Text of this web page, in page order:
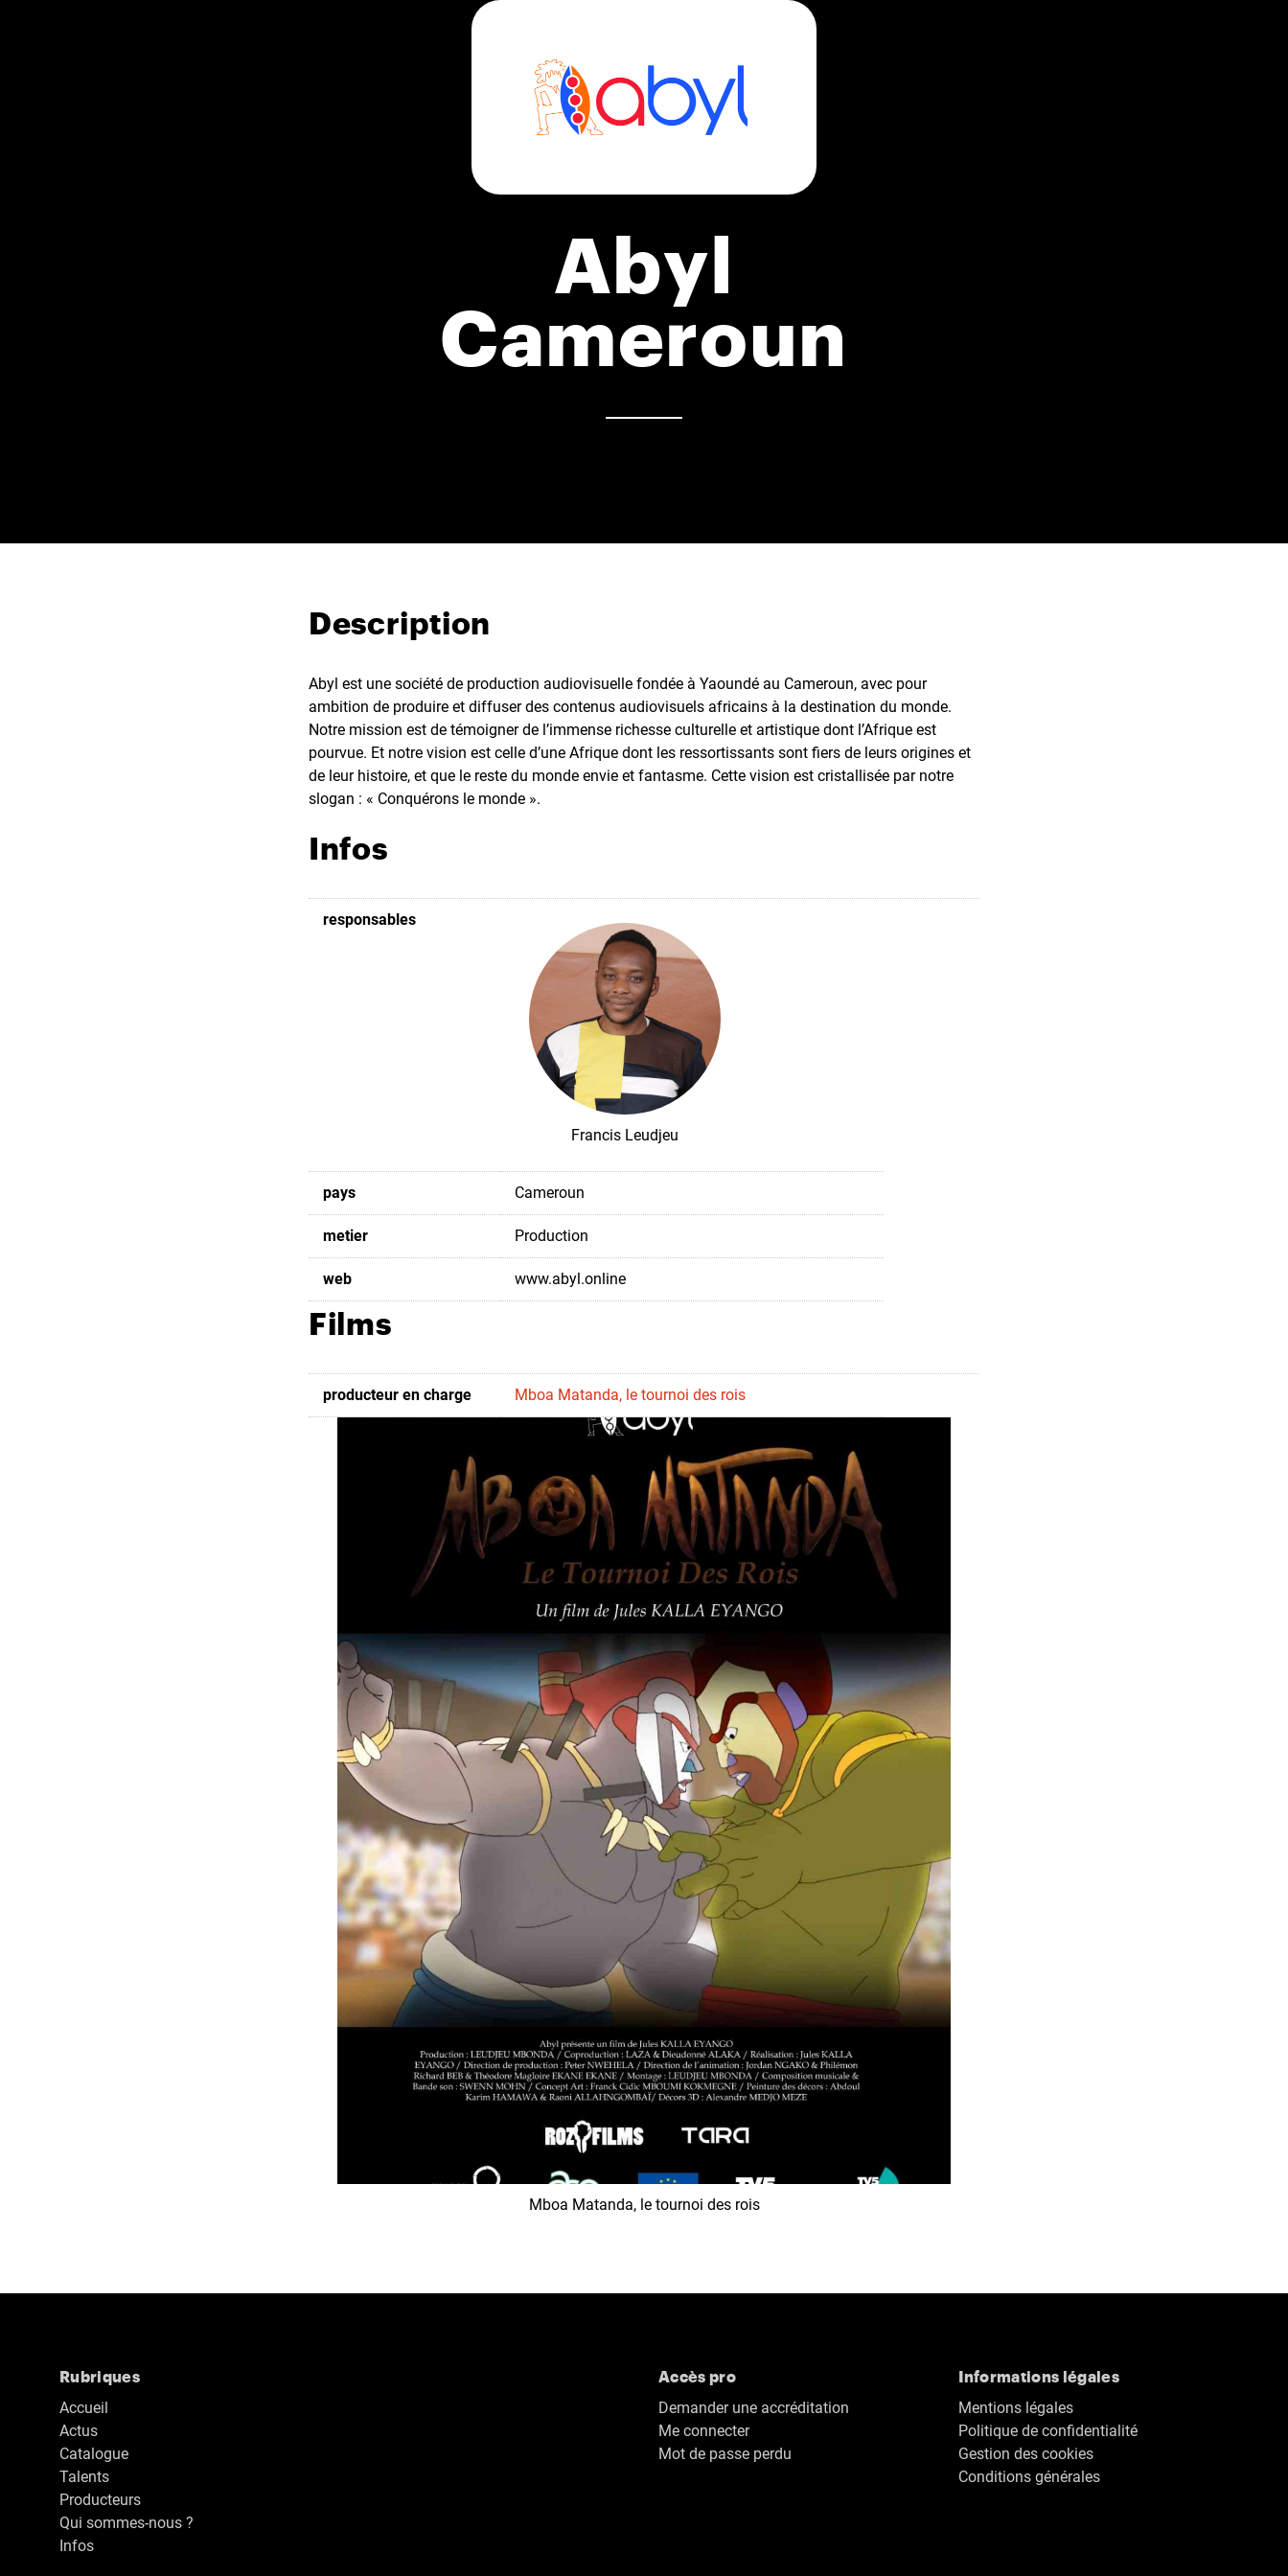
Abyl
Cameroun
Description
Abyl est une société de production audiovisuelle fondée à Yaoundé au Cameroun, avec pour
ambition de produire et diffuser des contenus audiovisuels africains à la destination du monde.
Notre mission est de témoigner de l’immense richesse culturelle et artistique dont l’Afrique est
pourvue. Et notre vision est celle d’une Afrique dont les ressortissants sont fiers de leurs origines et
de leur histoire, et que le reste du monde envie et fantasme. Cette vision est cristallisée par notre
slogan : « Conquérons le monde ».
Infos
responsables
Francis Leudjeu
pays Cameroun
metier Production
web www.abyl.online
Films
producteur en charge Mboa Matanda, le tournoi des rois
Mboa Matanda, le tournoi des rois
Rubriques
Accueil
Actus
Catalogue
Talents
Producteurs
Qui sommes-nous ?
Infos
Accès pro
Demander une accréditation
Me connecter
Mot de passe perdu
Informations légales
Mentions légales
Politique de confidentialité
Gestion des cookies
Conditions générales